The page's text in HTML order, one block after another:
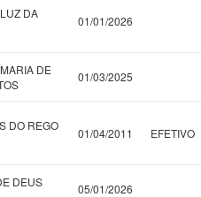
DA
01/01/2026
DE
01/03/2025
DO REGO
01/04/2011 EFETIVO
DEUS
05/01/2026